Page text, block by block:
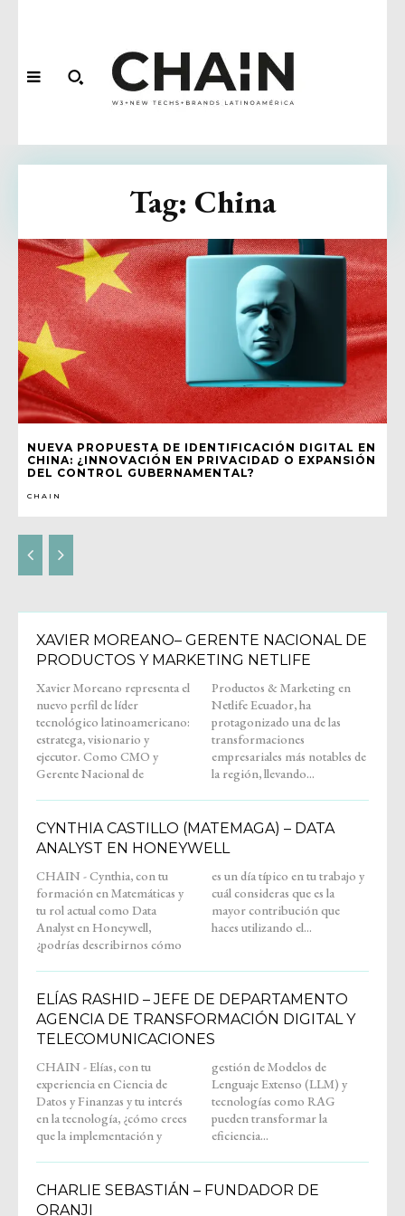
NUEVA PROPUESTA DE IDENTIFICACIÓN DIGITAL EN
CHINA: ¿INNOVACIÓN EN PRIVACIDAD O EXPANSIÓN
DEL CONTROL GUBERNAMENTAL?
CHAIN
Tag: China
XAVIER MOREANO– GERENTE NACIONAL DE
PRODUCTOS Y MARKETING NETLIFE
Xavier Moreano representa el
nuevo perfil de líder
tecnológico latinoamericano:
estratega, visionario y
ejecutor. Como CMO y
Gerente Nacional de
Productos & Marketing en
Netlife Ecuador, ha
protagonizado una de las
transformaciones
empresariales más notables de
la región, llevando...
CYNTHIA CASTILLO (MATEMAGA) – DATA
ANALYST EN HONEYWELL
CHAIN - Cynthia, con tu
formación en Matemáticas y
tu rol actual como Data
Analyst en Honeywell,
¿podrías describirnos cómo
es un día típico en tu trabajo y
cuál consideras que es la
mayor contribución que
haces utilizando el...
ELÍAS RASHID – JEFE DE DEPARTAMENTO
AGENCIA DE TRANSFORMACIÓN DIGITAL Y
TELECOMUNICACIONES
CHAIN - Elías, con tu
experiencia en Ciencia de
Datos y Finanzas y tu interés
en la tecnología, ¿cómo crees
que la implementación y
gestión de Modelos de
Lenguaje Extenso (LLM) y
tecnologías como RAG
pueden transformar la
eficiencia...
CHARLIE SEBASTIÁN – FUNDADOR DE
ORANJI